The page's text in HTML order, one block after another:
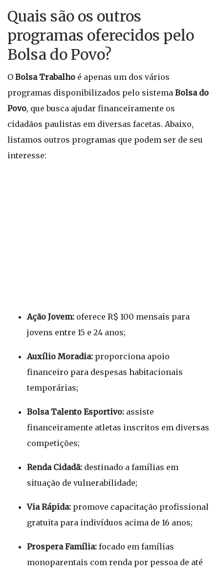
Quais são os outros
programas oferecidos pelo
Bolsa do Povo?
O Bolsa Trabalho é apenas um dos vários
programas disponibilizados pelo sistema Bolsa do
Povo, que busca ajudar financeiramente os
cidadãos paulistas em diversas facetas. Abaixo,
listamos outros programas que podem ser de seu
interesse:
Ação Jovem: oferece R$ 100 mensais para
jovens entre 15 e 24 anos;
Auxílio Moradia: proporciona apoio
financeiro para despesas habitacionais
temporárias;
Bolsa Talento Esportivo: assiste
financeiramente atletas inscritos em diversas
competições;
Renda Cidadã: destinado a famílias em
situação de vulnerabilidade;
Via Rápida: promove capacitação profissional
gratuita para indivíduos acima de 16 anos;
Prospera Família: focado em famílias
monoparentais com renda por pessoa de até